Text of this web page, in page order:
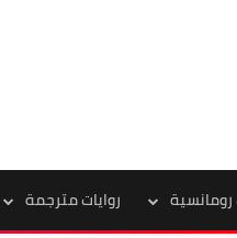
رومانسية روايات مترجمة